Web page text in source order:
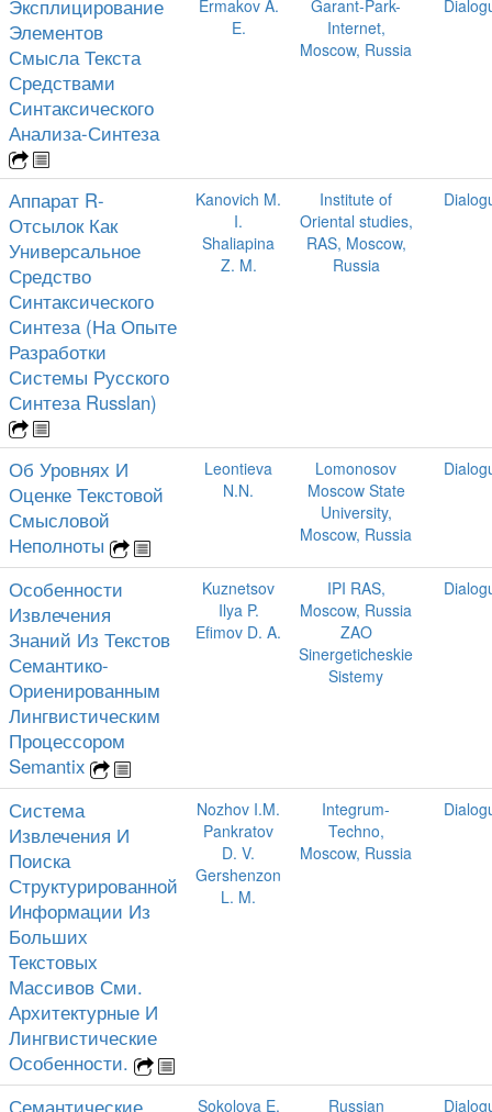
Эксплицирование
Элементов
Смысла Текста
Средствами
Синтаксического
Анализа-Синтеза
Ermakov A.
E.
Garant-Park-
Internet,
Moscow, Russia
Аппарат R-
Отсылок Как
Универсальное
Средство
Синтаксического
Синтеза (На Опыте
Разработки
Системы Русского
Синтеза Russlan)
Kanovich M.
I.
Shaliapina
Z. M.
Institute of
Oriental studies,
RAS, Moscow,
Russia
Об Уровнях И
Оценке Текстовой
Смысловой
Неполноты
Leontieva
N.N.
Lomonosov
Moscow State
University,
Moscow, Russia
Особенности
Извлечения
Знаний Из Текстов
Семантико-
Ориенированным
Лингвистическим
Процессором
Semantix
Kuznetsov
Ilya P.
Efimov D. A.
IPI RAS,
Moscow, Russia
ZAO
Sinergeticheskie
Sistemy
Система
Извлечения И
Поиска
Структурированной
Информации Из
Больших
Текстовых
Массивов Сми.
Архитектурные И
Лингвистические
Особенности.
Nozhov I.M.
Pankratov
D. V.
Gershenzon
L. M.
Integrum-
Techno,
Moscow, Russia
Семантические Sokolova E. Russian